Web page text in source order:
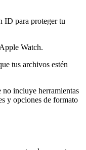
ID para proteger tu
Watch.
tus archivos estén
no incluye herramientas
y opciones de formato